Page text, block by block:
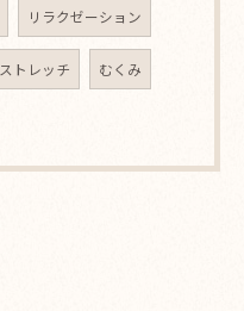
リラクゼーション
ストレッチ むくみ